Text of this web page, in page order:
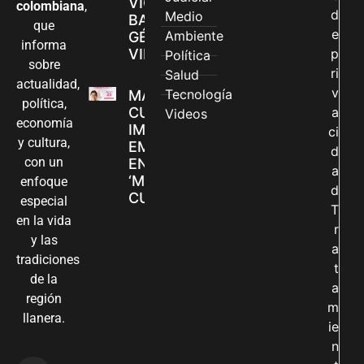
colombiana,
que
informa
sobre
actualidad,
política,
economía
y cultura,
con un
enfoque
especial
en la vida
y las
tradiciones
de la
región
llanera.
BASADAS EN
GÉNERO EN
VILLAVICENCIO
MADRES
CUIDADORAS
IMPULSAN SUS
EMPRENDIMIENTOS
EN LA FERIA
‘MANOS QUE
CUIDAN Y CREAN’
Medio
Ambiente
Política
Salud
Tecnología
Videos
d
e
p
ri
v
a
ci
d
a
d
T
r
a
t
a
m
ie
n